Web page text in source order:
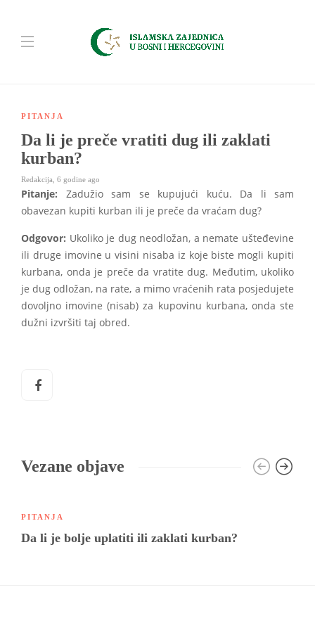
PITANJA
Da li je preče vratiti dug ili zaklati
kurban?
Redakcija 6 godine ago
Pitanje: Zadužio sam se kupujući kuću. Da li sam
obavezan kupiti kurban ili je preče da vraćam dug?
Odgovor: Ukoliko je dug neodložan, a nemate ušteđevine
ili druge imovine u visini nisaba iz koje biste mogli kupiti
kurbana, onda je preče da vratite dug. Međutim, ukoliko
je dug odložan, na rate, a mimo vraćenih rata posjedujete
dovoljno imovine (nisab) za kupovinu kurbana, onda ste
dužni izvršiti taj obred.
Vezane objave
PITANJA
Da li je bolje uplatiti ili zaklati kurban?